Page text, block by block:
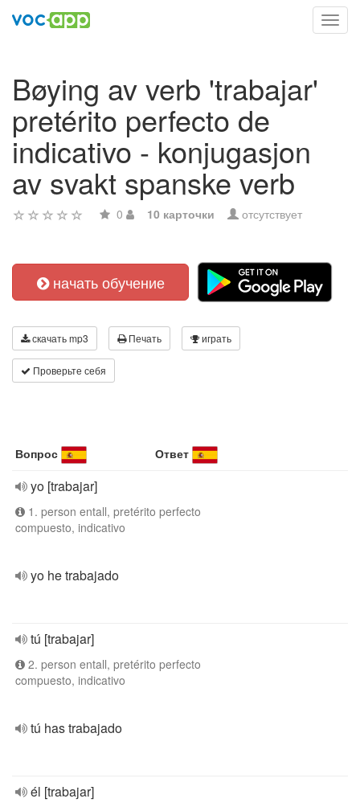
Bøying av verb 'trabajar'
pretérito perfecto de
indicativo - konjugasjon
av svakt spanske verb
0 10 карточки отсутствует
начать обучение
скачать mp3 Печать играть
Проверьте себя
Вопрос Ответ
yo [trabajar]
1. person entall, pretérito perfecto
compuesto, indicativo
yo he trabajado
tú [trabajar]
2. person entall, pretérito perfecto
compuesto, indicativo
tú has trabajado
él [trabajar]